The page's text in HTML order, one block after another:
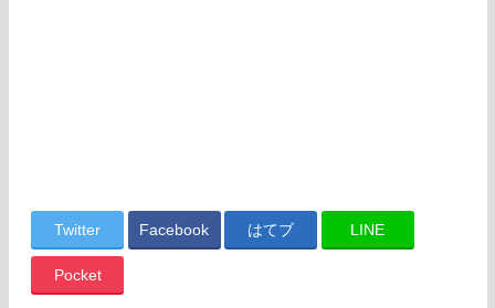
Twitter Facebook はてブ LINE
Pocket